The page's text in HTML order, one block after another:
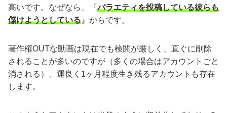
高いです。なぜなら、『バラエティを投稿している彼らも
儲けようとしている 』からです。
著作権OUTな動画は現在でも検閲が厳しく、直ぐに削除
されることが多いのですが（多くの場合はアカウントごと
消される）、運良く1ヶ月程度生き残るアカウントも存在
します。